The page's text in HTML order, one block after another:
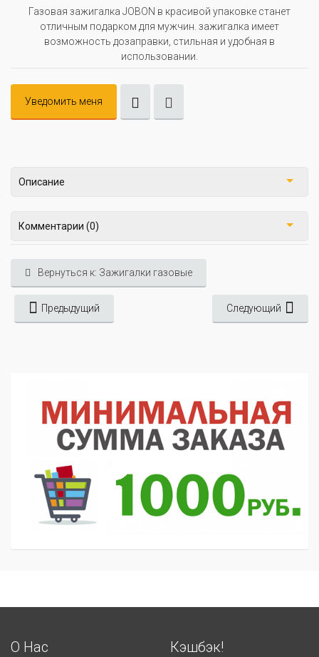
Газовая зажигалка JOBON в красивой упаковке станет
отличным подарком для мужчин. зажигалка имеет
возможность дозаправки, стильная и удобная в
использовании.
Уведомить меня
Описание
Комментарии (0)
Вернуться к: Зажигалки газовые
Предыдущий Следующий
О Нас Кэшбэк!